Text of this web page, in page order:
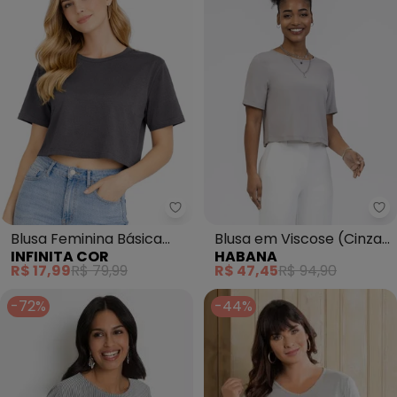
Infinita Cor - Blusa Feminina
Blusa Feminina Básica
Malha Suplex (Cinza)
INFINITA COR
R$ 17,99R$ 79,99
Blusa em Viscose (Cinza
Claro)
HABANA
R$ 47,45R$ 94,90
-72%
-44%